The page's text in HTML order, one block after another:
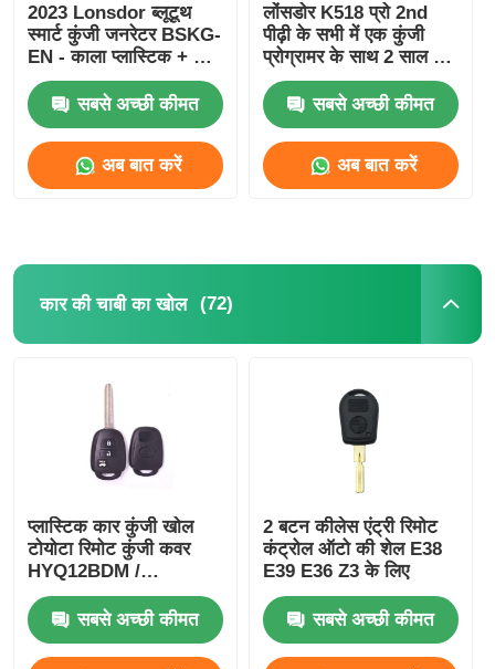
2023 Lonsdor ब्लूटूथ
स्मार्ट कुंजी जनरेटर BSKG-
EN - काला प्लास्टिक + धातु
मूल आकार स्मार्ट कुंजी
पीसीबी सबसे अच्छी कीमत
अब बात करें
लोंसडोर K518 प्रो 2nd
पीढ़ी के सभी में एक कुंजी
प्रोग्रामर के साथ 2 साल निः
शुल्क अद्यतन और पूर्ण
संस्करण सामानसबसे अच्छी कीमत
अब बात करें
कार की चाबी का खोल (72)
प्लास्टिक कार कुंजी खोल
टोयोटा रिमोट कुंजी कवर
HYQ12BDM /
HYQ12BDP / GQ4-52T
सबसे अच्छी कीमत
2 बटन कीलेस एंट्री रिमोट
कंट्रोल ऑटो की शेल E38
E39 E36 Z3 के लिए
सबसे अच्छी कीमत